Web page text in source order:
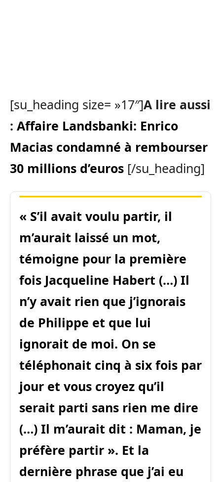
[su_heading size= »17″]A lire aussi
: Affaire Landsbanki: Enrico
Macias condamné à rembourser
30 millions d’euros [/su_heading]
« S’il avait voulu partir, il
m’aurait laissé un mot,
témoigne pour la première
fois Jacqueline Habert (…) Il
n’y avait rien que j’ignorais
de Philippe et que lui
ignorait de moi. On se
téléphonait cinq à six fois par
jour et vous croyez qu’il
serait parti sans rien me dire
(…) Il m’aurait dit : Maman, je
préfère partir ». Et la
dernière phrase que j’ai eu